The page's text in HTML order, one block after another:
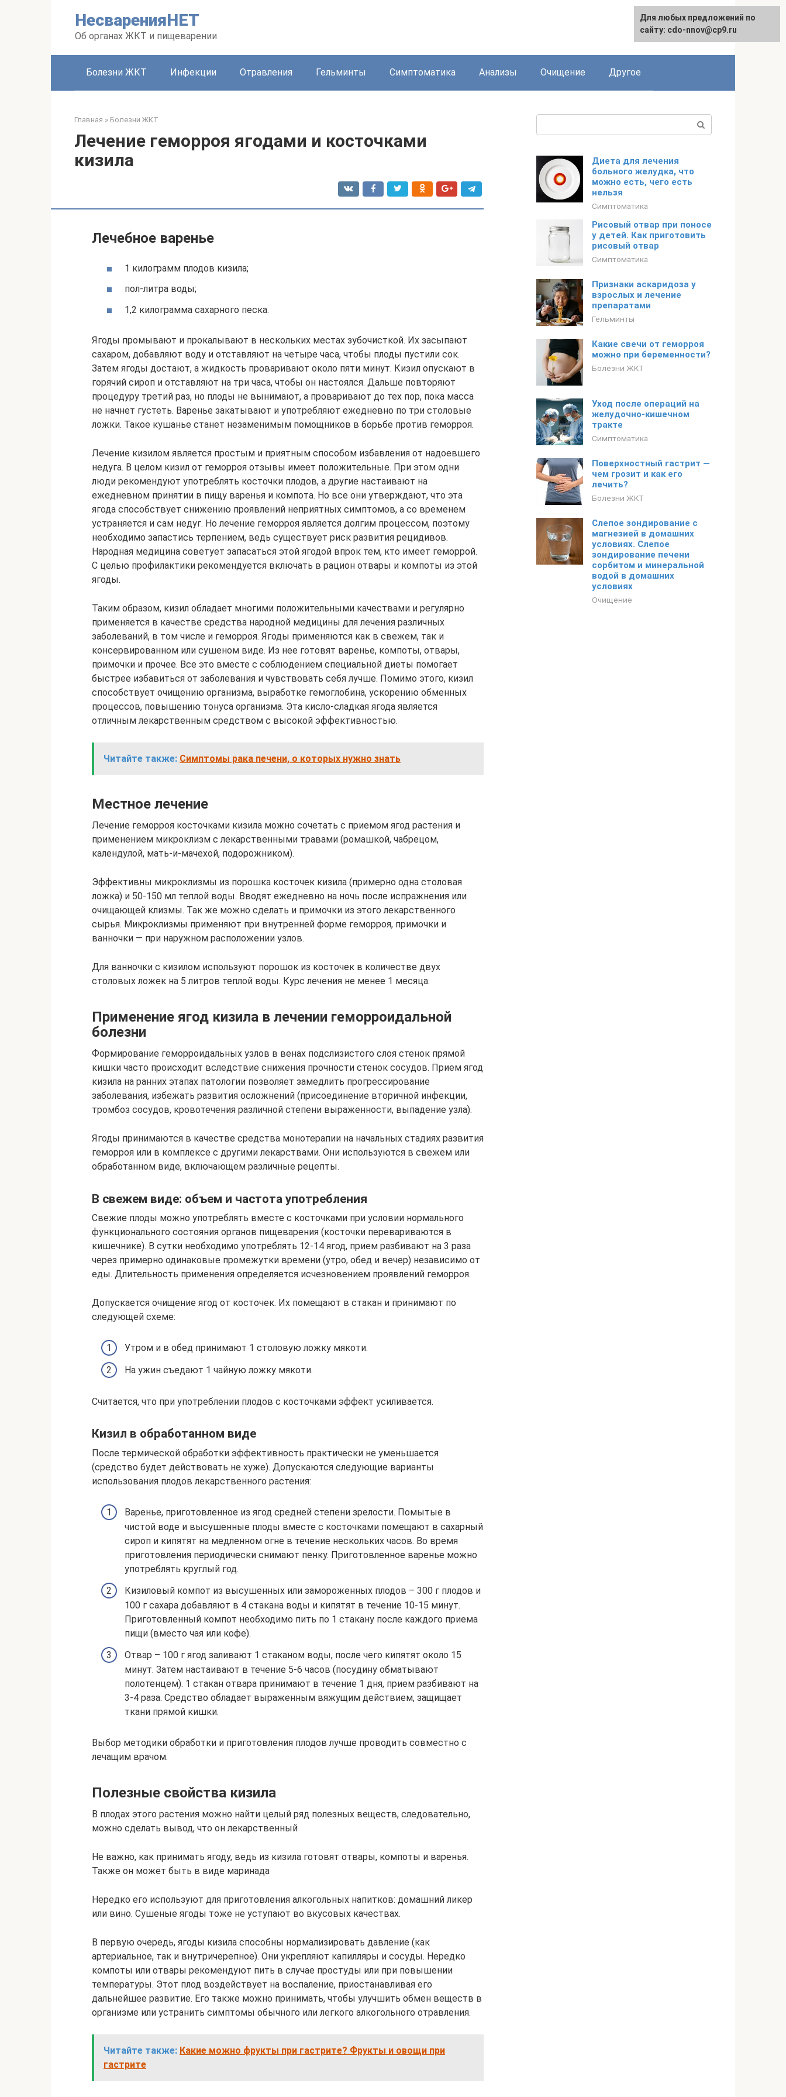
НесваренияНЕТ
Об органах ЖКТ и пищеварении
Болезни ЖКТ Инфекции Отравления Гельминты Симптоматика Анализы Очищение Другое
Главная » Болезни ЖКТ
Лечение геморроя ягодами и косточками
кизила
Лечебное варенье
1 килограмм плодов кизила;
пол-литра воды;
1,2 килограмма сахарного песка.
Ягоды промывают и прокалывают в нескольких местах зубочисткой. Их засыпают
сахаром, добавляют воду и отставляют на четыре часа, чтобы плоды пустили сок.
Затем ягоды достают, а жидкость проваривают около пяти минут. Кизил опускают в
горячий сироп и отставляют на три часа, чтобы он настоялся. Дальше повторяют
процедуру третий раз, но плоды не вынимают, а проваривают до тех пор, пока масса
не начнет густеть. Варенье закатывают и употребляют ежедневно по три столовые
ложки. Такое кушанье станет незаменимым помощников в борьбе против геморроя.
Лечение кизилом является простым и приятным способом избавления от надоевшего
недуга. В целом кизил от геморроя отзывы имеет положительные. При этом одни
люди рекомендуют употреблять косточки плодов, а другие настаивают на
ежедневном принятии в пищу варенья и компота. Но все они утверждают, что эта
ягода способствует снижению проявлений неприятных симптомов, а со временем
устраняется и сам недуг. Но лечение геморроя является долгим процессом, поэтому
необходимо запастись терпением, ведь существует риск развития рецидивов.
Народная медицина советует запасаться этой ягодой впрок тем, кто имеет геморрой.
С целью профилактики рекомендуется включать в рацион отвары и компоты из этой
ягоды.
Таким образом, кизил обладает многими положительными качествами и регулярно
применяется в качестве средства народной медицины для лечения различных
заболеваний, в том числе и геморроя. Ягоды применяются как в свежем, так и
консервированном или сушеном виде. Из нее готовят варенье, компоты, отвары,
примочки и прочее. Все это вместе с соблюдением специальной диеты помогает
быстрее избавиться от заболевания и чувствовать себя лучше. Помимо этого, кизил
способствует очищению организма, выработке гемоглобина, ускорению обменных
процессов, повышению тонуса организма. Эта кисло-сладкая ягода является
отличным лекарственным средством с высокой эффективностью.
Читайте также: Симптомы рака печени, о которых нужно знать
Местное лечение
Лечение геморроя косточками кизила можно сочетать с приемом ягод растения и
применением микроклизм с лекарственными травами (ромашкой, чабрецом,
календулой, мать-и-мачехой, подорожником).
Эффективны микроклизмы из порошка косточек кизила (примерно одна столовая
ложка) и 50-150 мл теплой воды. Вводят ежедневно на ночь после испражнения или
очищающей клизмы. Так же можно сделать и примочки из этого лекарственного
сырья. Микроклизмы применяют при внутренней форме геморроя, примочки и
ванночки — при наружном расположении узлов.
Для ванночки с кизилом используют порошок из косточек в количестве двух
столовых ложек на 5 литров теплой воды. Курс лечения не менее 1 месяца.
Применение ягод кизила в лечении геморроидальной
болезни
Формирование геморроидальных узлов в венах подслизистого слоя стенок прямой
кишки часто происходит вследствие снижения прочности стенок сосудов. Прием ягод
кизила на ранних этапах патологии позволяет замедлить прогрессирование
заболевания, избежать развития осложнений (присоединение вторичной инфекции,
тромбоз сосудов, кровотечения различной степени выраженности, выпадение узла).
Ягоды принимаются в качестве средства монотерапии на начальных стадиях развития
геморроя или в комплексе с другими лекарствами. Они используются в свежем или
обработанном виде, включающем различные рецепты.
В свежем виде: объем и частота употребления
Свежие плоды можно употреблять вместе с косточками при условии нормального
функционального состояния органов пищеварения (косточки перевариваются в
кишечнике). В сутки необходимо употреблять 12-14 ягод, прием разбивают на 3 раза
через примерно одинаковые промежутки времени (утро, обед и вечер) независимо от
еды. Длительность применения определяется исчезновением проявлений геморроя.
Допускается очищение ягод от косточек. Их помещают в стакан и принимают по
следующей схеме:
Утром и в обед принимают 1 столовую ложку мякоти.
На ужин съедают 1 чайную ложку мякоти.
Считается, что при употреблении плодов с косточками эффект усиливается.
Кизил в обработанном виде
После термической обработки эффективность практически не уменьшается
(средство будет действовать не хуже). Допускаются следующие варианты
использования плодов лекарственного растения:
Варенье, приготовленное из ягод средней степени зрелости. Помытые в
чистой воде и высушенные плоды вместе с косточками помещают в сахарный
сироп и кипятят на медленном огне в течение нескольких часов. Во время
приготовления периодически снимают пенку. Приготовленное варенье можно
употреблять круглый год.
Кизиловый компот из высушенных или замороженных плодов – 300 г плодов и
100 г сахара добавляют в 4 стакана воды и кипятят в течение 10-15 минут.
Приготовленный компот необходимо пить по 1 стакану после каждого приема
пищи (вместо чая или кофе).
Отвар – 100 г ягод заливают 1 стаканом воды, после чего кипятят около 15
минут. Затем настаивают в течение 5-6 часов (посудину обматывают
полотенцем). 1 стакан отвара принимают в течение 1 дня, прием разбивают на
3-4 раза. Средство обладает выраженным вяжущим действием, защищает
ткани прямой кишки.
Выбор методики обработки и приготовления плодов лучше проводить совместно с
лечащим врачом.
Полезные свойства кизила
В плодах этого растения можно найти целый ряд полезных веществ, следовательно,
можно сделать вывод, что он лекарственный
Не важно, как принимать ягоду, ведь из кизила готовят отвары, компоты и варенья.
Также он может быть в виде маринада
Нередко его используют для приготовления алкогольных напитков: домашний ликер
или вино. Сушеные ягоды тоже не уступают во вкусовых качествах.
В первую очередь, ягоды кизила способны нормализировать давление (как
артериальное, так и внутричерепное). Они укрепляют капилляры и сосуды. Нередко
компоты или отвары рекомендуют пить в случае простуды или при повышении
температуры. Этот плод воздействует на воспаление, приостанавливая его
дальнейшее развитие. Его также можно принимать, чтобы улучшить обмен веществ в
организме или устранить симптомы обычного или легкого алкогольного отравления.
Читайте также: Какие можно фрукты при гастрите? Фрукты и овощи при
гастрите
Диета для лечения
больного желудка, что
можно есть, чего есть
нельзя
Симптоматика
Рисовый отвар при поносе
у детей. Как приготовить
рисовый отвар
Симптоматика
Признаки аскаридоза у
взрослых и лечение
препаратами
Гельминты
Какие свечи от геморроя
можно при беременности?
Болезни ЖКТ
Уход после операций на
желудочно-кишечном
тракте
Симптоматика
Поверхностный гастрит —
чем грозит и как его
лечить?
Болезни ЖКТ
Слепое зондирование с
магнезией в домашних
условиях. Слепое
зондирование печени
сорбитом и минеральной
водой в домашних
условиях
Очищение
Для любых предложений по
сайту: cdo-nnov@cp9.ru